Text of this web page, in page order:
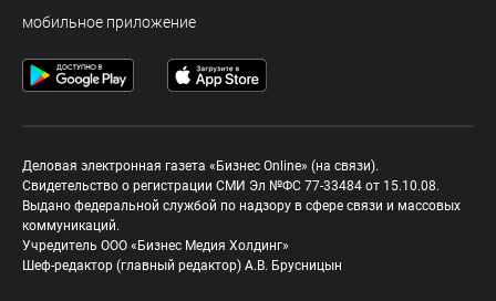
мобильное приложение
Деловая электронная газета «Бизнес Online» (на связи).
Свидетельство о регистрации СМИ Эл №ФС 77-33484 от 15.10.08.
Выдано федеральной службой по надзору в сфере связи и массовых
коммуникаций.
Учредитель ООО «Бизнес Медия Холдинг»
Шеф-редактор (главный редактор) А.В. Брусницын